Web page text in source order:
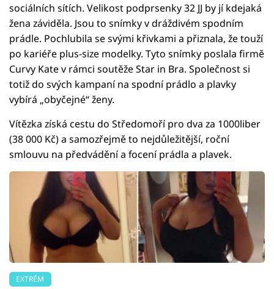
sociálních sítích. Velikost podprsenky 32 JJ by jí kdejaká
žena záviděla. Jsou to snímky v dráždivém spodním
prádle. Pochlubila se svými křivkami a přiznala, že touží
po kariéře plus-size modelky. Tyto snímky poslala firmě
Curvy Kate v rámci soutěže Star in Bra. Společnost si
totiž do svých kampaní na spodní prádlo a plavky
vybírá „obyčejné“ ženy.
Vítězka získá cestu do Středomoří pro dva za 1000liber
(38 000 Kč) a samozřejmě to nejdůležitější, roční
smlouvu na předvádění a focení prádla a plavek.
EXTRÉM